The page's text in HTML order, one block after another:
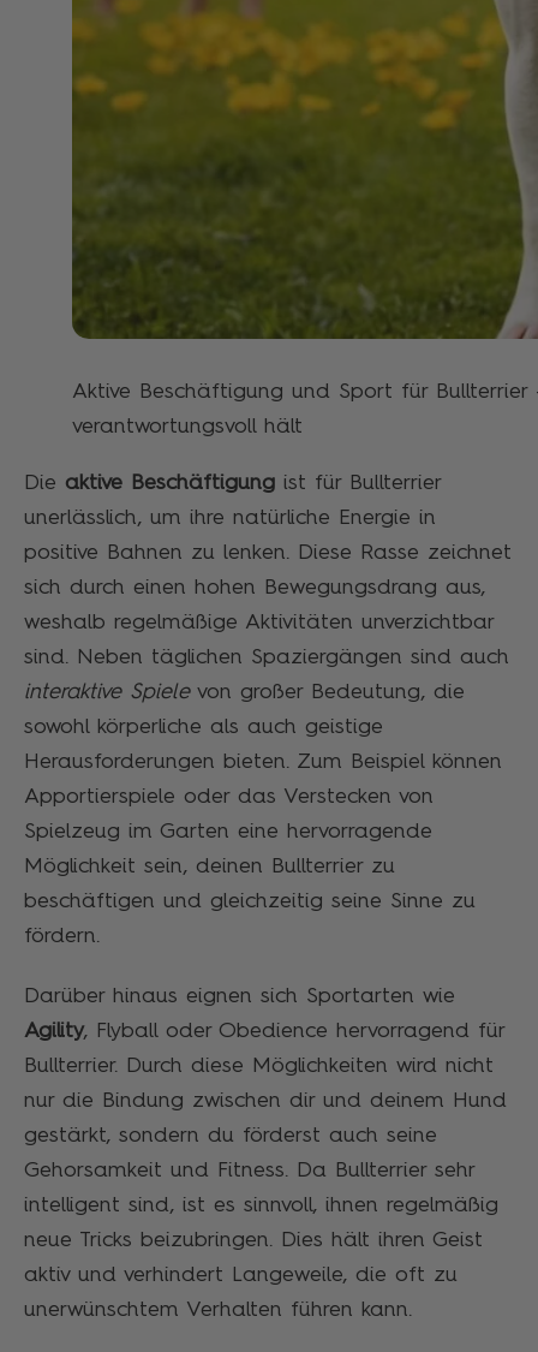
Aktive Beschäftigung und Sport für
verantwortungsvoll hält
Die aktive Beschäftigung ist für Bullterrier
unerlässlich, um ihre natürliche Energie in
positive Bahnen zu lenken. Diese Rasse zeichnet
sich durch einen hohen Bewegungsdrang aus,
weshalb regelmäßige Aktivitäten unverzichtbar
sind. Neben täglichen Spaziergängen sind auch
interaktive Spielevon großer Bedeutung, die
sowohl körperliche als auch geistige
Herausforderungen bieten. Zum Beispiel können
Apportierspiele oder das Verstecken von
Spielzeug im Garten eine hervorragende
Möglichkeit sein, deinen Bullterrier zu
beschäftigen und gleichzeitig seine Sinne zu
fördern.
Darüber hinaus eignen sich Sportarten wie
Agility, Flyball oder Obedience hervorragend für
Bullterrier. Durch diese Möglichkeiten wird nicht
nur die Bindung zwischen dir und deinem Hund
gestärkt, sondern du förderst auch seine
Gehorsamkeit und Fitness. Da Bullterrier sehr
intelligent sind, ist es sinnvoll, ihnen regelmäßig
neue Tricks beizubringen. Dies hält ihren Geist
aktiv und verhindert Langeweile, die oft zu
unerwünschtem Verhalten führen kann.